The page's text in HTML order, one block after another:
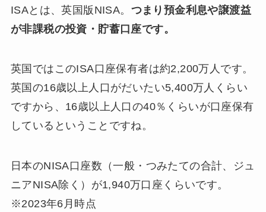
ISAとは、英国版NISA。 つまり預金利息や譲渡益
が非課税の投資・貯蓄口座です。
英国ではこのISA口座保有者は約2,200万人です。
英国の16歳以上人口がだいたい5,400万人くらい
ですから、16歳以上人口の40％くらいが口座保有
しているということですね。
日本のNISA口座数（一般・つみたての合計、ジュ
ニアNISA除く）が1,940万口座くらいです。
※2023年6月時点